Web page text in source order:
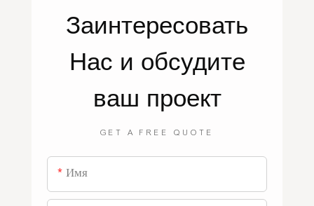
Заинтересовать
Нас и обсудите
ваш проект
GET A FREE QUOTE
Имя